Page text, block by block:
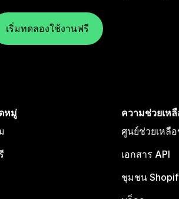
เริ่มทดลองใช้งานฟรี
หมู่
ความช่วยเห
ศูนย์ช่วยเหลื
เอกสาร API
ชุมชน